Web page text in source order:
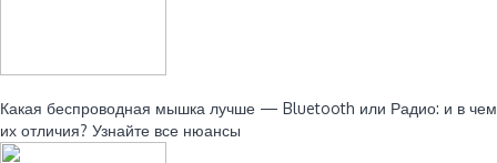
Какая беспроводная мышка лучше — Bluetooth или Радио: и в чем
их отличия? Узнайте все нюансы